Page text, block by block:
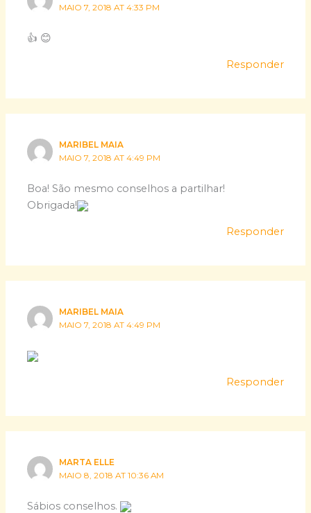
MAIO 7, 2018 AT 4:33 PM
👍 😊
Responder
MARIBEL MAIA
MAIO 7, 2018 AT 4:49 PM
Boa! São mesmo conselhos a partilhar!
Obrigada!
Responder
MARIBEL MAIA
MAIO 7, 2018 AT 4:49 PM
Responder
MARTA ELLE
MAIO 8, 2018 AT 10:36 AM
Sábios conselhos.